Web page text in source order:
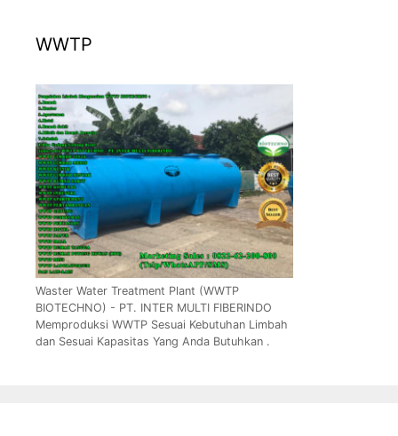
WWTP
Waster Water Treatment Plant (WWTP
BIOTECHNO) - PT. INTER MULTI FIBERINDO
Memproduksi WWTP Sesuai Kebutuhan Limbah
dan Sesuai Kapasitas Yang Anda Butuhkan .